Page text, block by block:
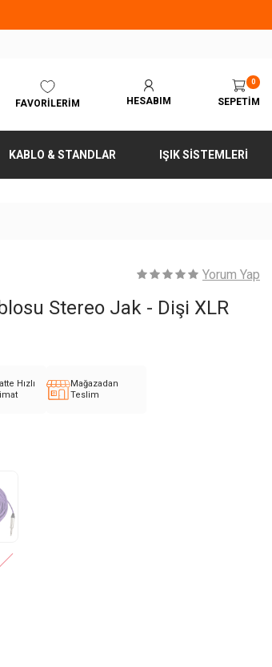
FAVORILERIM HESABIM
0
SEPETIM
KABLO & STANDLAR IŞIK SISTEMLERI
Yorum Yap
Stereo Jak - Dişi XLR
Hızlı
Mağazadan
Teslim